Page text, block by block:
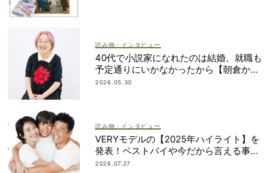
読み物・インタビュー
40代で小説家になれたのは結婚、就職も
予定通りにいかなかったから【朝倉かす
みさん】
2026.05.30
読み物・インタビュー
VERYモデルの【2025年ハイライト】を
発表！ベストバイや今だから言える事件
簿も大公開
2026.07.27